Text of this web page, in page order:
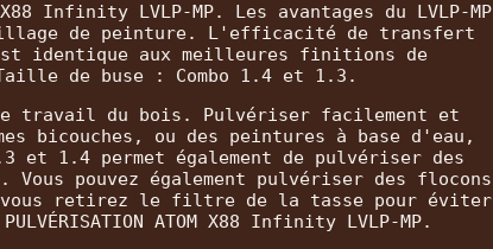
X88 Infinity LVLP-MP. Les avantages du LVLP-MP
de peinture. L'efficacité de transfert
identique aux meilleures finitions de
de buse : Combo 1.4 et 1.3.
travail du bois. Pulvériser facilement et
bicouches, ou des peintures à base d'eau,
et 1.4 permet également de pulvériser des
pouvez également pulvériser des flocons
vous retirez le filtre de la tasse pour éviter
ATOM X88 Infinity LVLP-MP.